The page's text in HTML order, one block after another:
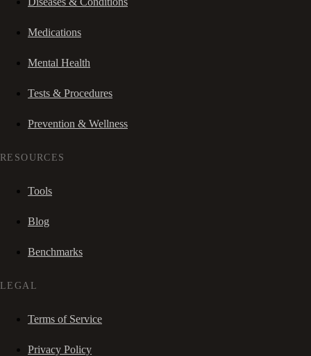
Medications
Mental Health
Tests & Procedures
Prevention & Wellness
RESOURCES
Tools
Blog
Benchmarks
LEGAL
Terms of Service
Privacy Policy